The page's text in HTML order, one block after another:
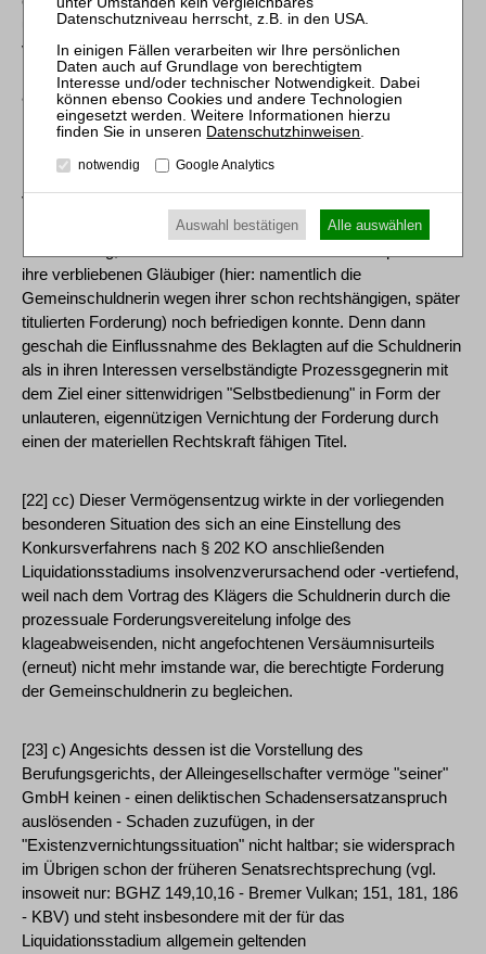
und durfte der Beklagte die Schuldnerin nicht organschaftlich
vertreten (RGZ 7, 404, 405; 66, 240, 243; BGH, Beschl. v. 27.
November 1974 - IV ZB 42/73, NJW 1975, 345, 346;
außerdem Sen.Urt. v. 11. Dezember 1995 - II ZR 220/94, ZIP
1996, 227, 228).
[21] bb) Der Vorwurf einer anstößigen Manipulation des
Verfahrens ist dem Beklagten insofern zu machen, als die
Forderung der Schuldnerin tatsächlich bestand und von ihrem
ihre verbliebenen Gläubiger (hier: namentlich die
Gemeinschuldnerin wegen ihrer schon rechtshängigen, später
titulierten Forderung) noch befriedigen konnte. Denn dann
geschah die Einflussnahme des Beklagten auf die Schuldnerin
als in ihren Interessen verselbständigte Prozessgegnerin mit
dem Ziel einer sittenwidrigen "Selbstbedienung" in Form der
unlauteren, eigennützigen Vernichtung der Forderung durch
einen der materiellen Rechtskraft fähigen Titel.
[22] cc) Dieser Vermögensentzug wirkte in der vorliegenden
besonderen Situation des sich an eine Einstellung des
Konkursverfahrens nach § 202 KO anschließenden
Liquidationsstadiums insolvenzverursachend oder -vertiefend,
weil nach dem Vortrag des Klägers die Schuldnerin durch die
prozessuale Forderungsvereitelung infolge des
klageabweisenden, nicht angefochtenen Versäumnisurteils
(erneut) nicht mehr imstande war, die berechtigte Forderung
der Gemeinschuldnerin zu begleichen.
[23] c) Angesichts dessen ist die Vorstellung des
Berufungsgerichts, der Alleingesellschafter vermöge "seiner"
GmbH keinen - einen deliktischen Schadensersatzanspruch
auslösenden - Schaden zuzufügen, in der
"Existenzvernichtungssituation" nicht haltbar; sie widersprach
im Übrigen schon der früheren Senatsrechtsprechung (vgl.
insoweit nur: BGHZ 149,10,16 - Bremer Vulkan; 151, 181, 186
- KBV) und steht insbesondere mit der für das
Liquidationsstadium allgemein geltenden
Datenschutzhinweisen
notwendig Google Analytics
Auswahl bestätigen Alle auswählen